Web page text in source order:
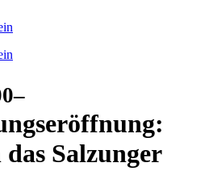
Salzunger